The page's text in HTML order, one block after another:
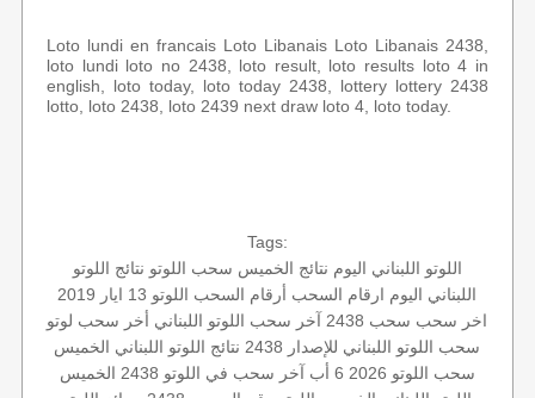
Loto lundi en francais Loto Libanais Loto Libanais 2438,
loto lundi loto no 2438, loto result, loto results loto 4 in
english, loto today, loto today 2438, lottery lottery 2438
lotto, loto 2438, loto 2439 next draw loto 4, loto today.
Tags:
اللوتو اللبناني اليوم نتائج الخميس سحب اللوتو نتائج اللوتو
اللبناني اليوم ارقام السحب أرقام السحب اللوتو 13 ايار 2019
اخر سحب سحب 2438 آخر سحب اللوتو اللبناني أخر سحب لوتو
سحب اللوتو اللبناني للإصدار 2438
نتائج اللوتو اللبناني الخميس
سحب اللوتو 2026 6 أب
آخر سحب في اللوتو 2438 الخميس